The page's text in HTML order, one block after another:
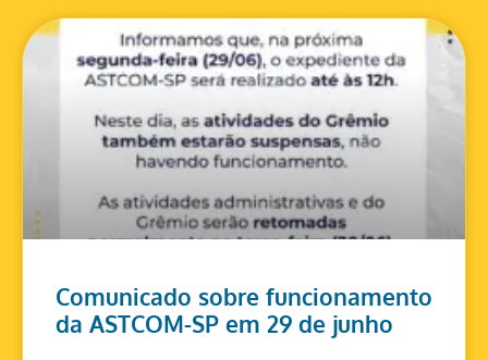
Comunicado sobre funcionamento
da ASTCOM-SP em 29 de junho